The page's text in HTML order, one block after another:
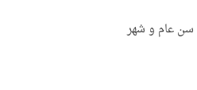
سن عام و شهر